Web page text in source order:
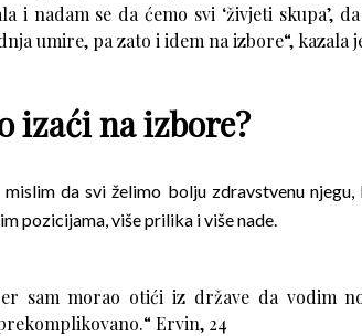
i nadam se da ćemo svi ‘živjeti skupa’,
umire, pa zato i idem na izbore“, kazala
izaći na izbore?
da svi želimo bolju zdravstvenu
pozicijama, više prilika i više nade.
sam morao otići iz države da vodim
Ervin, 24